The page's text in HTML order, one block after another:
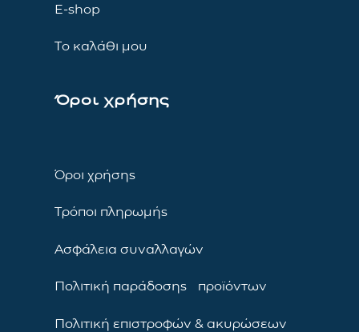
E-shop
Το καλάθι μου
Όροι χρήσης
Όροι χρήσης
Τρόποι πληρωμής
Ασφάλεια συναλλαγών
Πολιτική παράδοσης προϊόντων
Πολιτική επιστροφών & ακυρώσεων